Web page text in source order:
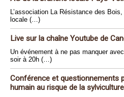
L’association La Résistance des
locale (…)
Live sur la chaîne Youtube de
Un événement à ne pas manquer
soir à 20h (…)
Conférence et questionnements
humain au risque de la